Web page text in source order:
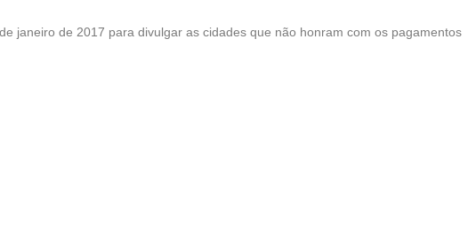
janeiro de 2017 para divulgar as cidades que não honram com os pagamentos